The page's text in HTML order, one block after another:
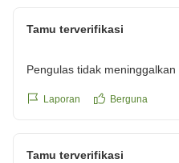
Tamu terverifikasi
Pengulas tidak
Laporan Berguna
Tamu terverifikasi